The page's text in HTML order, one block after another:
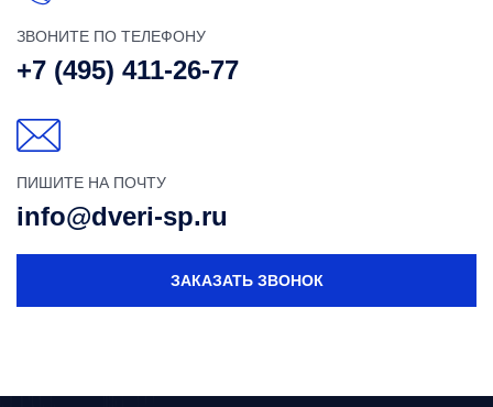
ЗВОНИТЕ ПО ТЕЛЕФОНУ
+7 (495) 411-26-77
ПИШИТЕ НА ПОЧТУ
info@dveri-sp.ru
ЗАКАЗАТЬ ЗВОНОК